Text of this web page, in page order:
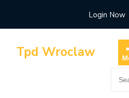
content
Login Now
Tpd Wroclaw
for: